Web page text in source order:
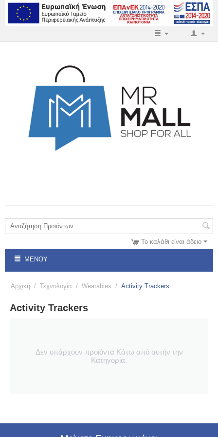
Το καλάθι είναι άδειο
ΜΕΝΟΎ
Αρχική / Τεχνολογία / Wearables / Activity Trackers
Activity Trackers
Δεν υπάρχουν προϊόντα Κάτω από αυτήν την
Κατηγορία.